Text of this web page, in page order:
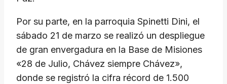
​Por su parte, en la parroquia Spinetti Dini, el
sábado 21 de marzo se realizó un despliegue
de gran envergadura en la Base de Misiones
«28 de Julio, Chávez siempre Chávez»,
donde se registró la cifra récord de 1.500